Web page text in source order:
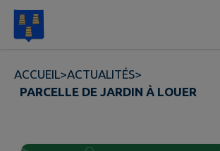
Contenu
ACCUEIL>ACTUALITÉS>
PARCELLE DE JARDIN À LOUER